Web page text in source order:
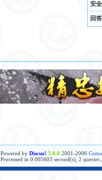
安
回答
Powered by Discuz! 5.0.0 2001-2006
Processed in 0.005603 second(s), 2 queries